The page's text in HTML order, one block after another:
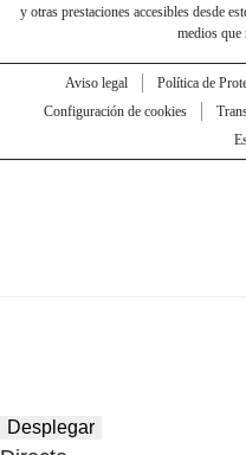
y otras prestaciones accesibles desde
medios que
Aviso legal Política de
Configuración de cookies
Desplegar